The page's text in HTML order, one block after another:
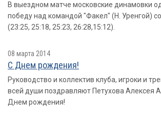
В выездном матче московские динамовки
победу над командой "Факел" (Н. Уренгой)
(23:25, 25:18, 25:23, 26:28,15:12).
08 марта 2014
С Днем рождения!
Руководство и коллектив клуба, игроки и
всей души поздравляют Петухова Алексея
Днем рождения!